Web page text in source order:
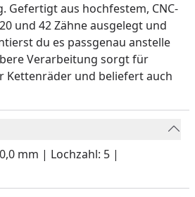
Gefertigt aus hochfestem, CNC-
und 42 Zähne ausgelegt und
du es passgenau anstelle
Verarbeitung sorgt für
Kettenräder und beliefert auch
mm | Lochzahl: 5 |